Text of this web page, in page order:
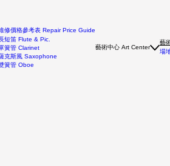
修價格參考表 Repair Price Guide
短笛 Flute & Pic.
簧管 Clarinet
克斯風 Saxophone
簧管 Oboe
藝術中心 Art Center
藝
場